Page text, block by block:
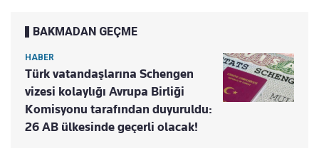
BAKMADAN GEÇME
HABER
Türk vatandaşlarına Schengen
vizesi kolaylığı Avrupa Birliği
Komisyonu tarafından duyuruldu:
26 AB ülkesinde geçerli olacak!